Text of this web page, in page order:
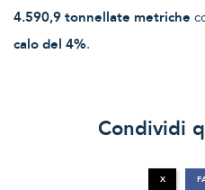
4.590,9 tonnellate metriche
calo del 4%.
Condividi
X